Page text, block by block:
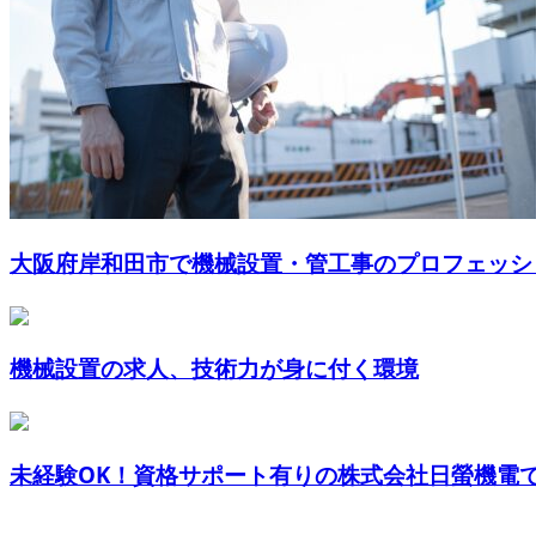
大阪府岸和田市で機械設置・管工事のプロフェッ
機械設置の求人、技術力が身に付く環境
未経験OK！資格サポート有りの株式会社日螢機電